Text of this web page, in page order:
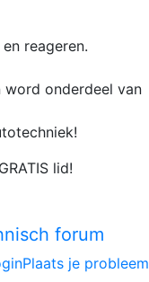
reageren.
word onderdeel van
lid!
Plaats je probleem